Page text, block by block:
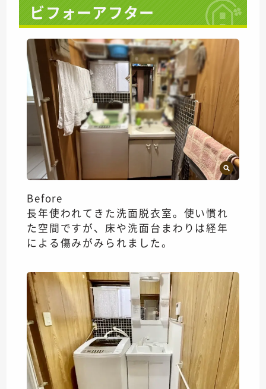
ビフォーアフター
Before
長年使われてきた洗面脱衣室。使い慣れ
た空間ですが、床や洗面台まわりは経年
による傷みがみられました。